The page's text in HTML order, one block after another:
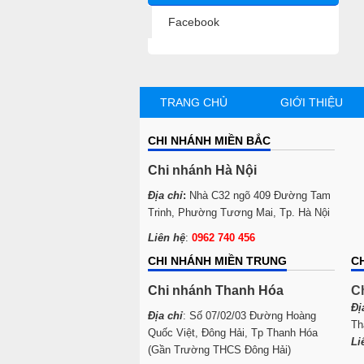
Facebook
TRANG CHỦ GIỚI THIỆU
CHI NHÁNH MIỀN BẮC
Chi nhánh Hà Nội
Địa chỉ: Nhà C32 ngõ 409 Đường Tam
Trinh, Phường Tương Mai, Tp. Hà Nội
Liên hệ: 0962 740 456
CHI NHÁNH MIỀN TRUNG
Chi nhánh Thanh Hóa
Địa chỉ: Số 07/02/03 Đường Hoàng
Quốc Việt, Đông Hải, Tp Thanh Hóa
(Gần Trường THCS Đông Hải)